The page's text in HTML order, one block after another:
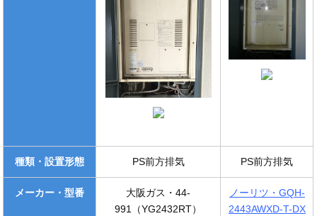
種類・設置形態 PS前方排気 PS前方排気
メーカー・型番
大阪ガス・44-
991（YG2432RT）
ノーリツ・GQH-
2443AWXD-T-DX